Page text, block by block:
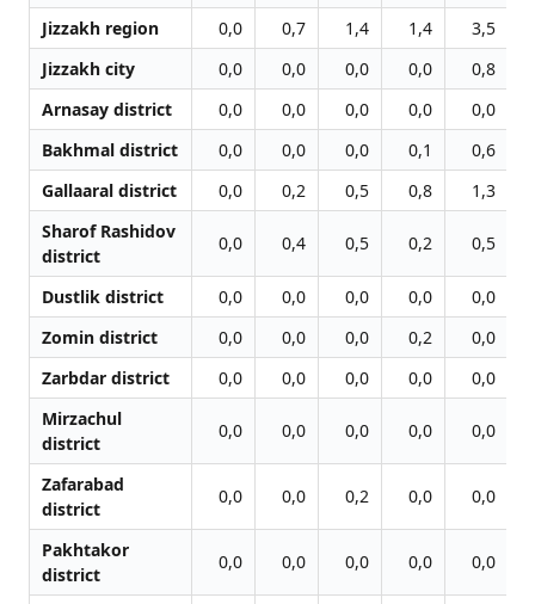
Jizzakh region 0,0 0,7 1,4 1,4
3,5
Jizzakh city
0,0 0,0 0,0 0,0
0,8
Arnasay district
0,0 0,0 0,0 0,0
0,0
Bakhmal district
0,0 0,0 0,0 0,1
0,6
Gallaaral district
0,0 0,2 0,5 0,8
1,3
Sharof Rashidov
district
0,0 0,4 0,5 0,2 0,5
Dustlik district 0,0 0,0 0,0 0,0
0,0
Zomin district
0,0 0,0 0,0 0,2
0,0
Zarbdar district
0,0 0,0 0,0 0,0
0,0
Mirzachul
district
0,0 0,0 0,0 0,0 0,0
Zafarabad
district
0,0 0,0 0,2 0,0 0,0
Pakhtakor
district
0,0 0,0 0,0 0,0 0,0